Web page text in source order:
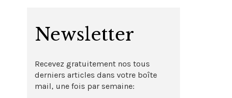
Newsletter
Recevez gratuitement nos tous
derniers articles dans votre boîte
mail, une fois par semaine: